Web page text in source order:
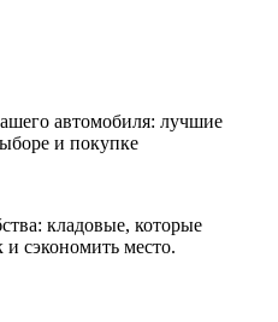
автомобиля: лучшие
и покупке
кладовые, которые
и сэкономить место.